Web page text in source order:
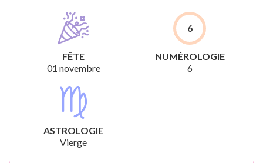
FÊTE
01 novembre
6
NUMÉROLOGIE
6
ASTROLOGIE
Vierge